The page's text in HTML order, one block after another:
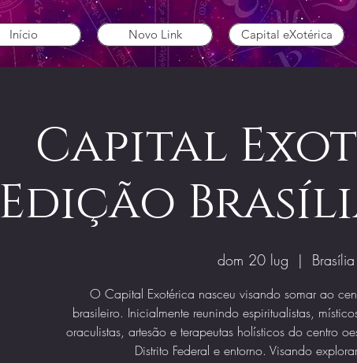
Início Novo Link Capital eXotérica
Capital
Edição
dom 20 lug
  |
Brasília
O Capital Exotérica nasceu visando somar ao
brasileiro. Inicialmente reunindo espiritualistas,
oraculistas, artesão e terapeutas holísticos do centro
Distrito Federal e entorno. Visando